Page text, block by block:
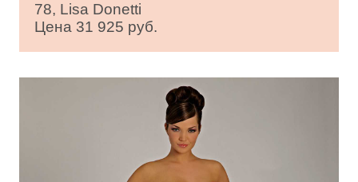
78, Lisa Donetti
Цена 31 925 руб.